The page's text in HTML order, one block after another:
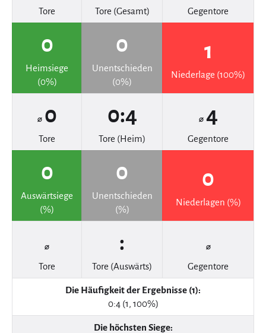
Tore Tore (Gesamt) Gegentore
0
Heimsiege
(0%)
0
Unentschieden
(0%)
1
Niederlage (100%)
⌀ 0
Tore
0:4
Tore (Heim)
⌀ 4
Gegentore
0
Auswärtsiege
(%)
0
Unentschieden
(%)
0
Niederlagen (%)
⌀
Tore
:
Tore (Auswärts)
⌀
Gegentore
Die Häufigkeit der Ergebnisse (1):
0:4 (1, 100%)
Die höchsten Siege: